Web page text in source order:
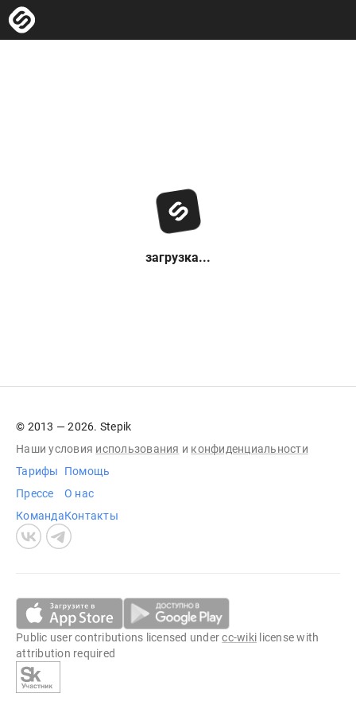
загрузка...
© 2013 — 2026. Stepik
Наши условия использования и конфиденциальности
Тарифы
Прессе
Команда
Помощь
О нас
Контакты
Public user contributions licensed undercc-wiki license with
attribution required